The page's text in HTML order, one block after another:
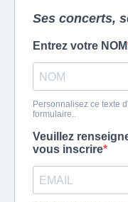
Ses concerts,
Entrez votre NOM
Personnalisez ce texte
formulaire..
Veuillez
vous inscrire